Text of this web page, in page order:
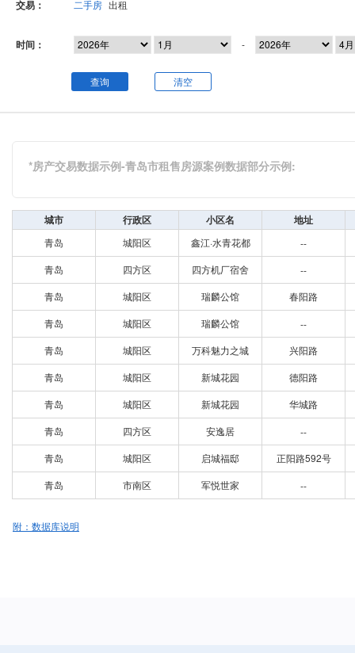
交易： 二手房 出租
时间： -
查询 清空
*房产交易数据示例-青岛市租售房源案例数据部分示例:
城市 行政区 小区名 地址
青岛 城阳区 鑫江·水青花都
--
青岛
四方区 四方机厂宿舍
--
青岛
城阳区 瑞麟公馆
春阳路
青岛
城阳区 瑞麟公馆
--
青岛
城阳区 万科魅力之城
兴阳路
青岛
城阳区 新城花园
德阳路
青岛
城阳区 新城花园
华城路
青岛
四方区 安逸居
--
青岛
城阳区 启城福邸
正阳路592号
青岛
市南区 军悦世家 --
附：数据库说明